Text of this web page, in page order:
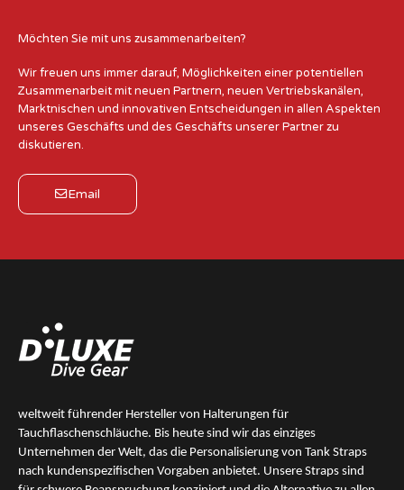
Möchten Sie mit uns zusammenarbeiten?
Wir freuen uns immer darauf, Möglichkeiten einer potentiellen
Zusammenarbeit mit neuen Partnern, neuen Vertriebskanälen,
Marktnischen und innovativen Entscheidungen in allen Aspekten
unseres Geschäfts und des Geschäfts unserer Partner zu
diskutieren.
Email
weltweit führender Hersteller von Halterungen für
Tauchflaschenschläuche. Bis heute sind wir das einziges
Unternehmen der Welt, das die Personalisierung von Tank Straps
nach kundenspezifischen Vorgaben anbietet. Unsere Straps sind